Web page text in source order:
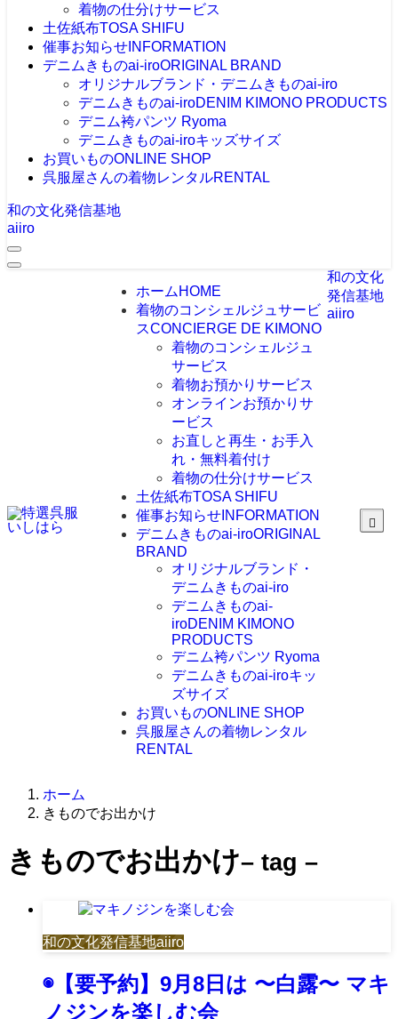
着物の仕分けサービス
土佐紙布TOSA SHIFU
催事お知らせ INFORMATION
デニムきものai-iroORIGINAL BRAND
オリジナルブランド・デニムきものai-iro
デニムきものai-iroDENIM KIMONO PRODUCTS
デニム袴パンツ Ryoma
デニムきものai-iroキッズサイズ
お買いものONLINE SHOP
呉服屋さんの着物レンタルRENTAL
和の文化発信基地
aiiro
ホーム HOME
着物のコンシェルジュサービ
スCONCIERGE DE KIMONO
着物のコンシェルジュ
サービス
着物お預かりサービス
オンラインお預かりサ
ービス
お直しと再生・お手入
れ・無料着付け
着物の仕分けサービス
土佐紙布TOSA SHIFU
催事お知らせINFORMATION
デニムきものai-iroORIGINAL
BRAND
オリジナルブランド・
デニムきものai-iro
デニムきものai-
iroDENIM KIMONO
PRODUCTS
デニム袴パンツ Ryoma
デニムきものai-iroキッ
ズサイズ
お買いものONLINE SHOP
呉服屋さんの着物レンタル
RENTAL
和の文化
発信基地
aiiro
ホーム
きものでお出かけ
きものでお出かけ– tag –
和の文化発信基地aiiro
◉【要予約】9月8日は 〜白露〜 マキ
ノジンを楽しむ会